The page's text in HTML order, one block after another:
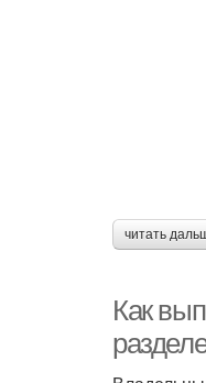
читать
Как